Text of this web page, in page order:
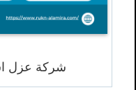
شركة عزل